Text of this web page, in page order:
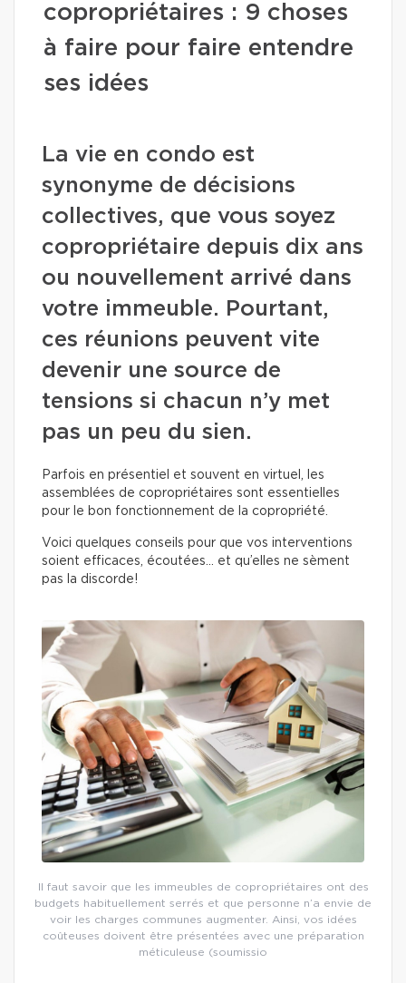
copropriétaires : 9 choses
à faire pour faire entendre
ses idées
La vie en condo est
synonyme de décisions
collectives, que vous soyez
copropriétaire depuis dix ans
ou nouvellement arrivé dans
votre immeuble. Pourtant,
ces réunions peuvent vite
devenir une source de
tensions si chacun n’y met
pas un peu du sien.
Parfois en présentiel et souvent en virtuel, les
assemblées de copropriétaires sont essentielles
pour le bon fonctionnement de la copropriété.
Voici quelques conseils pour que vos interventions
soient efficaces, écoutées… et qu’elles ne sèment
pas la discorde!
Il faut savoir que les immeubles de copropriétaires ont des
budgets habituellement serrés et que personne n’a envie de
voir les charges communes augmenter. Ainsi, vos idées
coûteuses doivent être présentées avec une préparation
méticuleuse (soumissio